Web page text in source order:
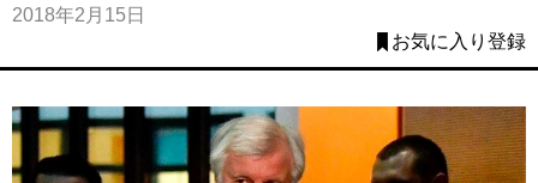
2018年2月15日
お気に入り登録